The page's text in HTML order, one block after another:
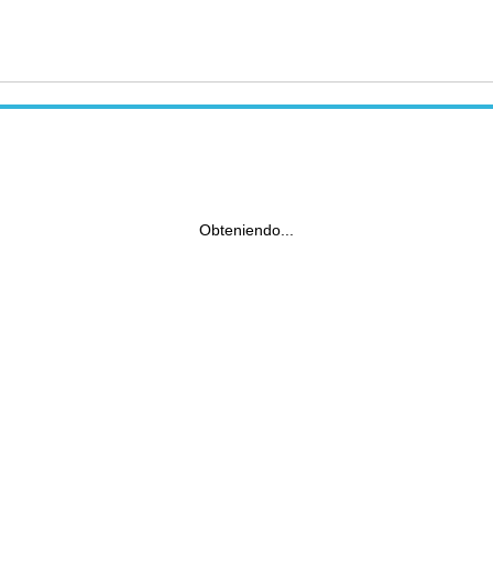
Obteniendo...